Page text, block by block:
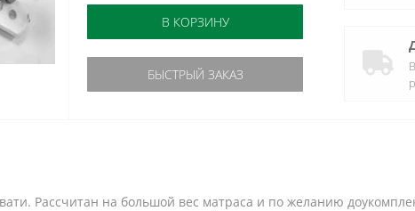
В КОРЗИНУ
БЫСТРЫЙ ЗАКАЗ
Рассчитан на большой вес матраса и по желанию